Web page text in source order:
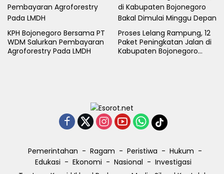
KPH Bojonegoro Bersama PT
WDM Salurkan Pembayaran
Agroforestry Pada LMDH
Proses Lelang Rampung, 12
Paket Peningkatan Jalan di
Kabupaten Bojonegoro
Pemerintahan Ragam Peristiwa
Hukum
Edukasi
Ekonomi Nasional
Investigasi